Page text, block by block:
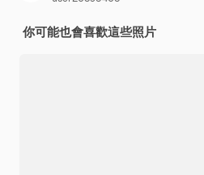
你可能也會喜歡這些照片